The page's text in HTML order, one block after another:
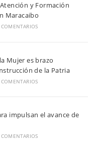
y Formación
Maracaibo
Mujer es brazo
de la Patria
impulsan el avance de